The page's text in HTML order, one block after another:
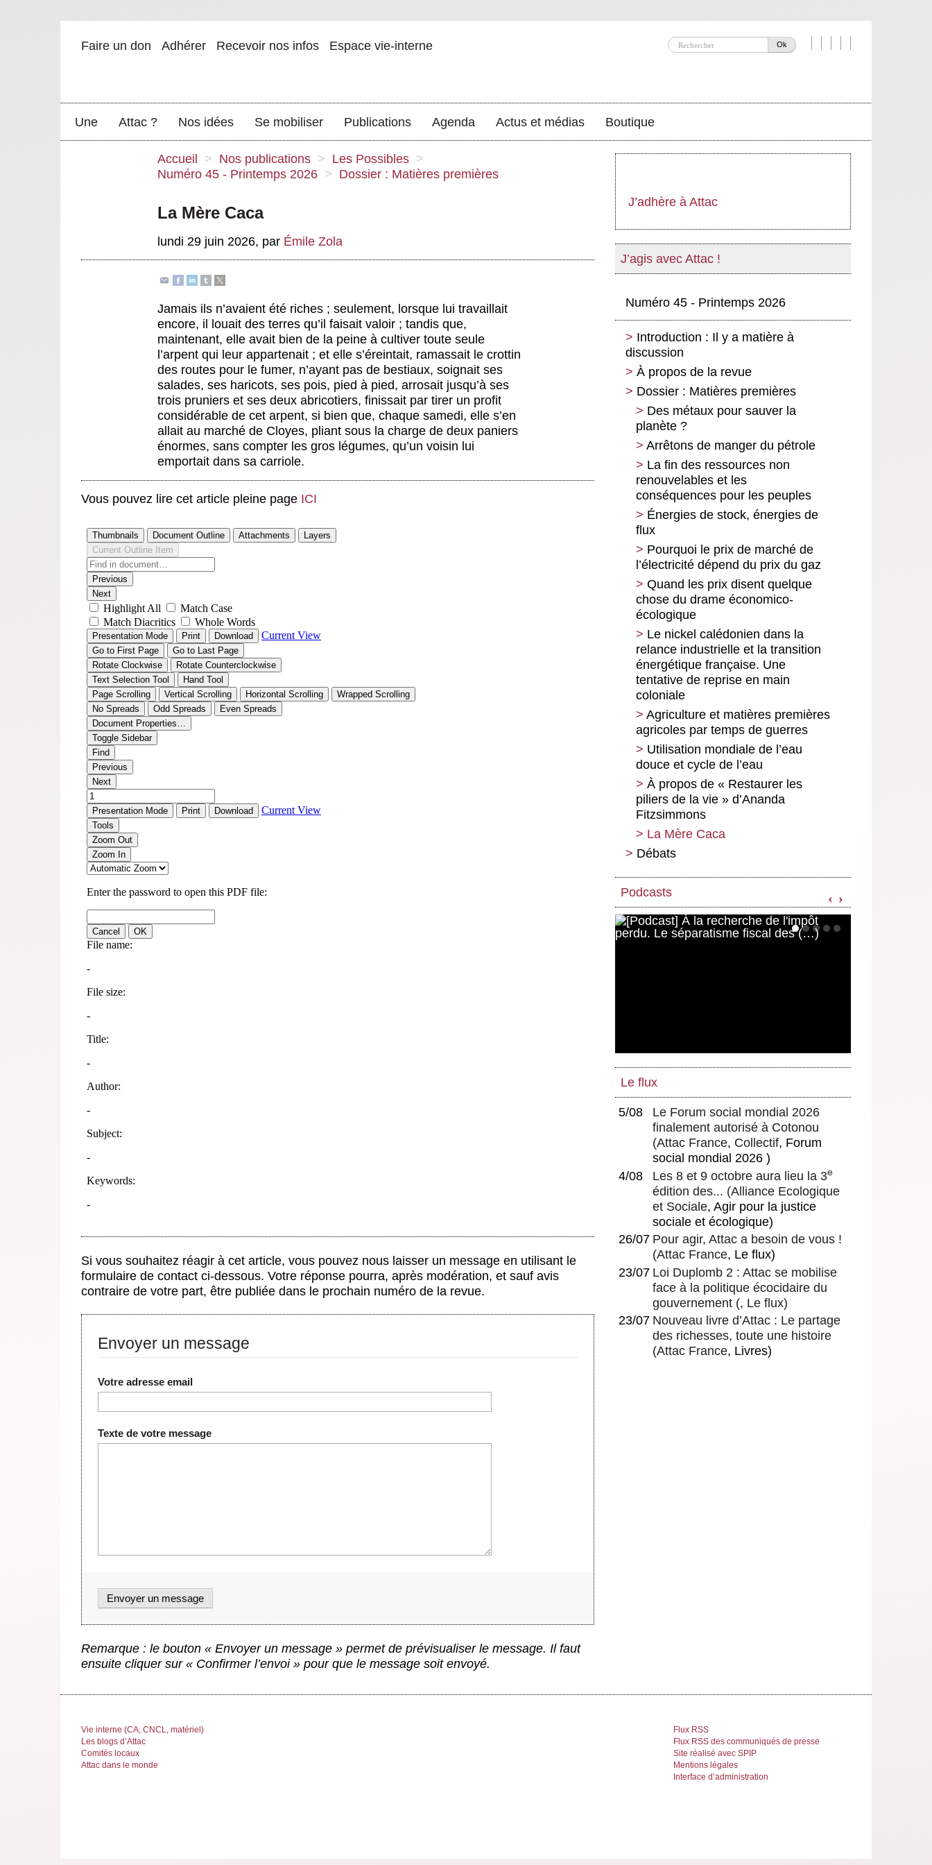
Ok
Faire un don Adhérer Recevoir nos infos Espace vie-interne
Une Attac ? Nos idées Se mobiliser Publications Agenda Actus et médias Boutique
Accueil > Nos publications > Les Possibles >
Numéro 45 - Printemps 2026 > Dossier : Matières premières
La Mère Caca
lundi 29 juin 2026, par Émile Zola
Jamais ils n’avaient été riches ; seulement, lorsque lui travaillait
encore, il louait des terres qu’il faisait valoir ; tandis que,
maintenant, elle avait bien de la peine à cultiver toute seule
l’arpent qui leur appartenait ; et elle s’éreintait, ramassait le crottin
des routes pour le fumer, n’ayant pas de bestiaux, soignait ses
salades, ses haricots, ses pois, pied à pied, arrosait jusqu’à ses
trois pruniers et ses deux abricotiers, finissait par tirer un profit
considérable de cet arpent, si bien que, chaque samedi, elle s’en
allait au marché de Cloyes, pliant sous la charge de deux paniers
énormes, sans compter les gros légumes, qu’un voisin lui
emportait dans sa carriole.
Vous pouvez lire cet article pleine page ICI
Si vous souhaitez réagir à cet article, vous pouvez nous laisser un message en utilisant le
formulaire de contact ci-dessous. Votre réponse pourra, après modération, et sauf avis
contraire de votre part, être publiée dans le prochain numéro de la revue.
Envoyer un message
Votre adresse email
Texte de votre message
Remarque : le bouton « Envoyer un message » permet de prévisualiser le message. Il faut
ensuite cliquer sur « Confirmer l’envoi » pour que le message soit envoyé.
J’adhère à Attac
J’agis avec Attac !
Numéro 45 - Printemps 2026
Introduction : Il y a matière à
discussion
À propos de la revue
Dossier : Matières premières
Des métaux pour sauver la
planète ?
Arrêtons de manger du pétrole
La fin des ressources non
renouvelables et les
conséquences pour les peuples
Énergies de stock, énergies de
flux
Pourquoi le prix de marché de
l’électricité dépend du prix du gaz
Quand les prix disent quelque
chose du drame économico-
écologique
Le nickel calédonien dans la
relance industrielle et la transition
énergétique française. Une
tentative de reprise en main
coloniale
Agriculture et matières premières
agricoles par temps de guerres
Utilisation mondiale de l’eau
douce et cycle de l’eau
À propos de « Restaurer les
piliers de la vie » d’Ananda
Fitzsimmons
La Mère Caca
Débats
progressivité de l’impôt
Pour une démocratie
économique radicale selon Daniel
Bachet
Podcasts ‹ ›
Le flux
5/08
Le Forum social mondial 2026
finalement autorisé à Cotonou
(Attac France, Collectif, Forum
social mondial 2026 )
4/08
Les 8 et 9 octobre aura lieu la 3e
édition des... (Alliance Ecologique
et Sociale, Agir pour la justice
sociale et écologique)
26/07 Pour agir, Attac a besoin de vous !
(Attac France, Le flux)
23/07 Loi Duplomb 2 : Attac se mobilise
face à la politique écocidaire du
gouvernement (, Le flux)
23/07 Nouveau livre d’Attac : Le partage
des richesses, toute une histoire
(Attac France, Livres)
Vie interne (CA, CNCL, matériel)
Les blogs d’Attac
Comités locaux
Attac dans le monde
Flux RSS
Flux RSS des communiqués de presse
Site réalisé avec SPIP
Mentions légales
Interface d’administration